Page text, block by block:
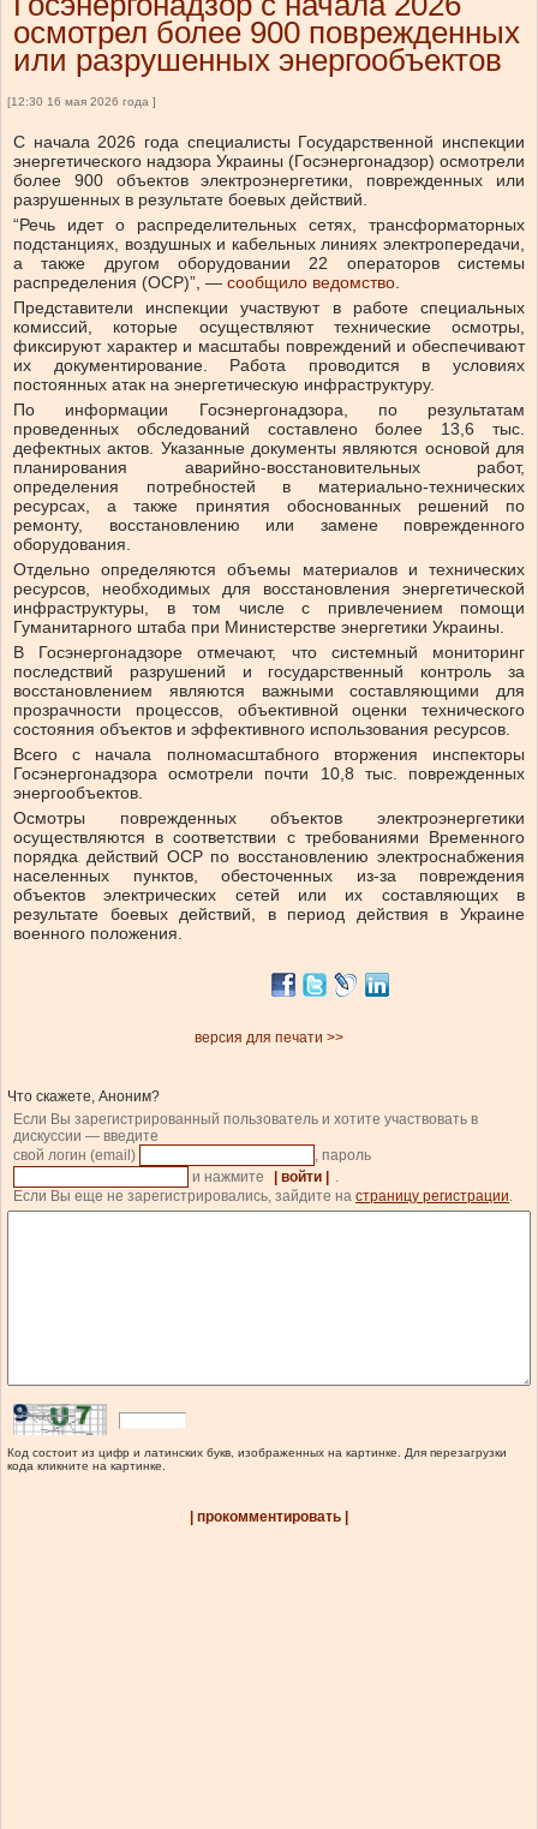
осмотрел более 900 поврежденных
или разрушенных энергообъектов
[12:30 16 мая 2026 года ]
С начала 2026 года специалисты Государственной инспекции
энергетического надзора Украины (Госэнергонадзор) осмотрели
более 900 объектов электроэнергетики, поврежденных или
разрушенных в результате боевых действий.
“Речь идет о распределительных сетях, трансформаторных
подстанциях, воздушных и кабельных линиях электропередачи,
а также другом оборудовании 22 операторов системы
распределения (ОСР)”, — сообщило ведомство.
Представители инспекции участвуют в работе специальных
комиссий, которые осуществляют технические осмотры,
фиксируют характер и масштабы повреждений и обеспечивают
их документирование. Работа проводится в условиях
постоянных атак на энергетическую инфраструктуру.
По информации Госэнергонадзора, по результатам
проведенных обследований составлено более 13,6 тыс.
дефектных актов. Указанные документы являются основой для
планирования аварийно-восстановительных работ,
определения потребностей в материально-технических
ресурсах, а также принятия обоснованных решений по
ремонту, восстановлению или замене поврежденного
оборудования.
Отдельно определяются объемы материалов и технических
ресурсов, необходимых для восстановления энергетической
инфраструктуры, в том числе с привлечением помощи
Гуманитарного штаба при Министерстве энергетики Украины.
В Госэнергонадзоре отмечают, что системный мониторинг
последствий разрушений и государственный контроль за
восстановлением являются важными составляющими для
прозрачности процессов, объективной оценки технического
состояния объектов и эффективного использования ресурсов.
Всего с начала полномасштабного вторжения инспекторы
Госэнергонадзора осмотрели почти 10,8 тыс. поврежденных
энергообъектов.
Осмотры поврежденных объектов электроэнергетики
осуществляются в соответствии с требованиями Временного
порядка действий ОСР по восстановлению электроснабжения
населенных пунктов, обесточенных из-за повреждения
объектов электрических сетей или их составляющих в
результате боевых действий, в период действия в Украине
военного положения.
версия для печати >>
Что скажете, Аноним?
Если Вы зарегистрированный пользователь и хотите участвовать в
дискуссии — введите
свой логин (email)
, пароль
и нажмите
| войти |
.
Если Вы еще не зарегистрировались, зайдите на страницу регистрации.
Код состоит из цифр и латинских букв, изображенных на картинке. Для перезагрузки
кода кликните на картинке.
| прокомментировать |